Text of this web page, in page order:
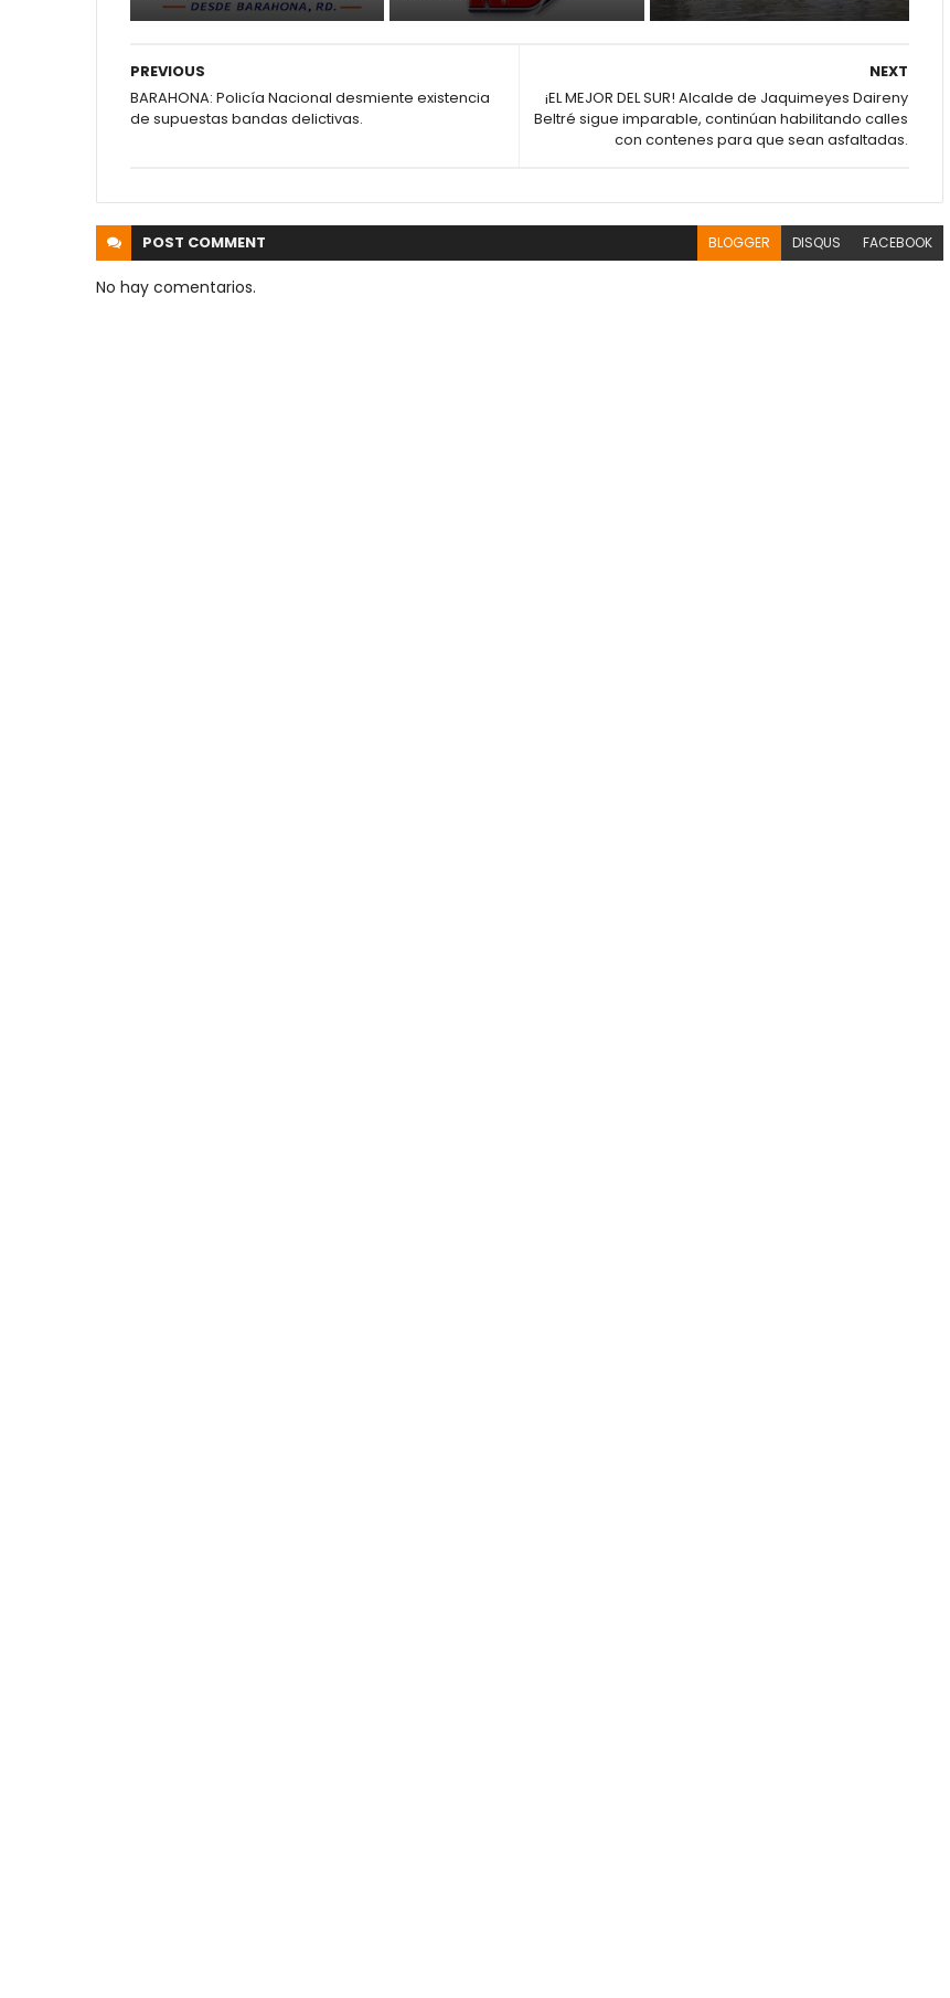
NEXT
¡EL MEJOR DEL SUR! Alcalde de Jaquimeyes Daireny
Beltré sigue imparable, continúan habilitando calles
con contenes para que sean asfaltadas.
PREVIOUS
BARAHONA: Policía Nacional desmiente existencia
de supuestas bandas delictivas.
POST COMMENT BLOGGER DISQUS FACEBOOK
No hay comentarios.